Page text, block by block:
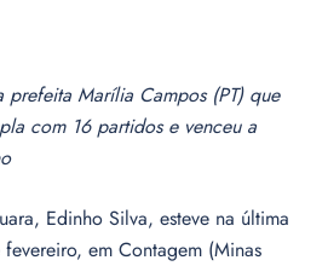
Marília Campos (PT) que
com 16 partidos e venceu a
Edinho Silva, esteve na última
em Contagem (Minas